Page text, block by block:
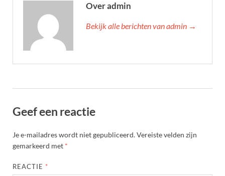
Over admin
Bekijk alle berichten van admin →
Geef een reactie
Je e-mailadres wordt niet gepubliceerd.Vereiste velden zijn
gemarkeerd met *
REACTIE *